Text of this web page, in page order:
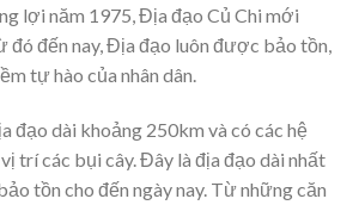
lợi năm 1975, Địa đạo Củ Chi mới
đó đến nay, Địa đạo luôn được bảo tồn,
tự hào của nhân dân.
đạo dài khoảng 250km và có các hệ
trí các bụi cây. Đây là địa đạo dài nhất
tồn cho đến ngày nay. Từ những căn